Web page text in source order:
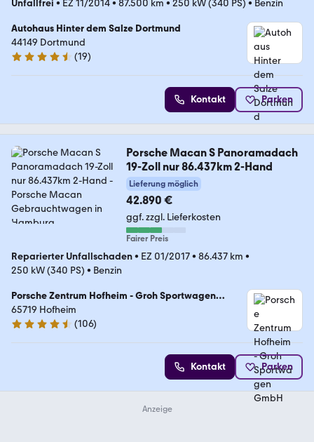
Unfallfrei • EZ 11/2014• 87.500 km • 250 kW (340 PS) • Benzin
Autohaus Hinter dem Salze Dortmund
44149 Dortmund
4.4 Sterne
(19)
Kontakt Parken
Porsche Macan S Panoramadach
19-Zoll nur 86.437km 2-Hand
Lieferung möglich
42.890 €
ggf. zzgl. Lieferkosten
Fairer Preis
Reparierter Unfallschaden• EZ 01/2017• 86.437 km •
250 kW (340 PS) • Benzin
Porsche Zentrum Hofheim - Groh Sportwagen
GmbH
65719 Hofheim
4.7 Sterne
(106)
Kontakt Parken